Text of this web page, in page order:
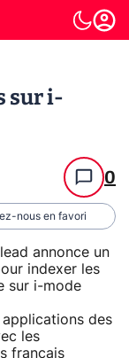
sur i-
0
nous en favori
annonce un
indexer les
sur i-mode
des
les
français